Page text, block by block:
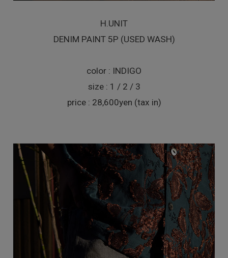
H.UNIT
DENIM PAINT 5P (USED WASH)
color : INDIGO
size : 1 / 2 / 3
price : 28,600yen (tax in)